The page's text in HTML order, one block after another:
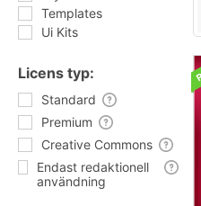
Templates
Ui Kits
Licens typ:
Standard
Premium
Creative Commons
Endast redaktionell
användning